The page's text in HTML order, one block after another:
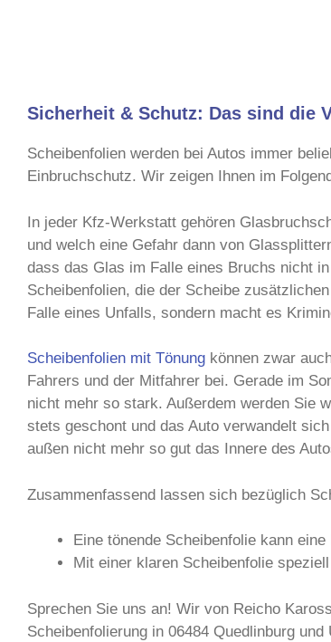
Sicherheit & Schutz: Das sind die
Scheibenfolien werden bei Autos immer
Einbruchschutz. Wir zeigen Ihnen im
In jeder Kfz-Werkstatt gehören
und welch eine Gefahr dann von
dass das Glas im Falle eines Bruchs nicht
Scheibenfolien, die der Scheibe
Falle eines Unfalls, sondern macht es
Scheibenfolien mit Tönung können zwar
Fahrers und der Mitfahrer bei. Gerade im
nicht mehr so stark. Außerdem werden Sie
stets geschont und das Auto verwandelt
außen nicht mehr so gut das Innere des
Zusammenfassend lassen sich bezüglich
Eine tönende Scheibenfolie kann
Mit einer klaren Scheibenfolie
Sprechen Sie uns an! Wir von Reicho
Scheibenfolierung in 06484 Quedlinburg und